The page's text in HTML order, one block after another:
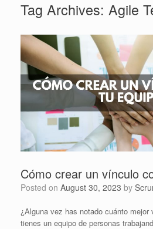
Tag Archives: Agile
Cómo crear un vínculo
Posted on August 30, 2023 by
¿Alguna vez has notado cuánto
tienes un equipo de personas